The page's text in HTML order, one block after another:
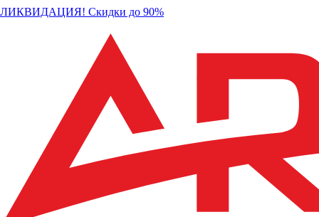
ЛИКВИДАЦИЯ! Скидки до 90%